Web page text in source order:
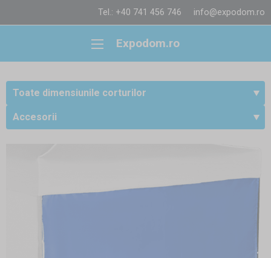
Tel.: +40 741 456 746 info@expodom.ro
Expodom.ro
Toate dimensiunile corturilor
Accesorii